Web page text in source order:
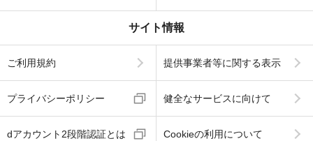
サイト情報
ご利用規約 提供事業者等に関する表示
プライバシーポリシー 健全なサービスに向けて
dアカウント2段階認証とは Cookieの利用について